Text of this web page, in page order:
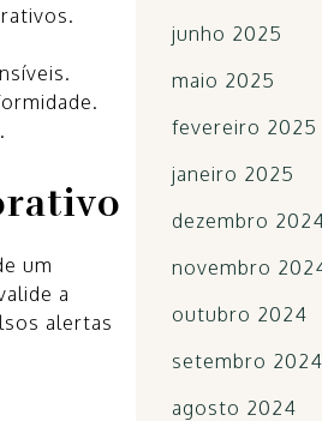
um
a
alertas
junho 2025
maio 2025
fevereiro 2025
janeiro 2025
dezembro
novembro
outubro 2024
setembro 2024
agosto 2024